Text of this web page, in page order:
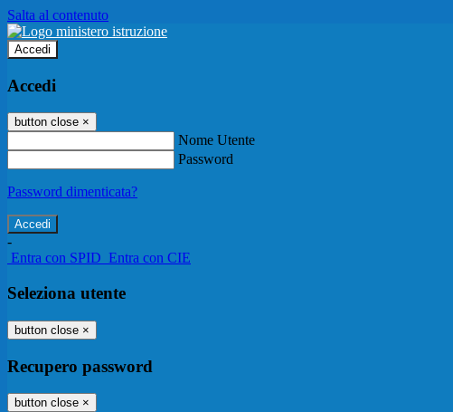
Salta al contenuto
Accedi
Accedi
button close ×
Nome Utente
Password
Password dimenticata?
-
Entra con SPID Entra con CIE
Seleziona utente
button close ×
Recupero password
button close ×